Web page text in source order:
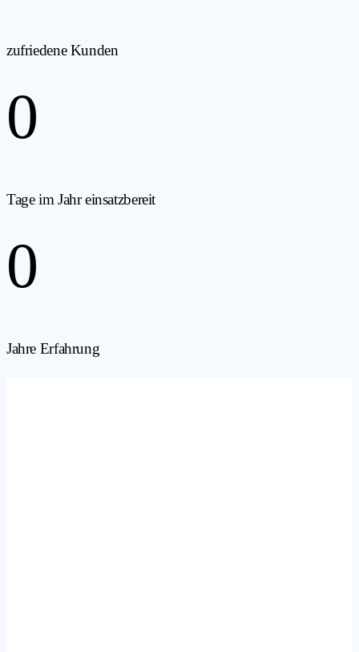
zufriedene Kunden
0
Tage im Jahr einsatzbereit
0
Jahre Erfahrung